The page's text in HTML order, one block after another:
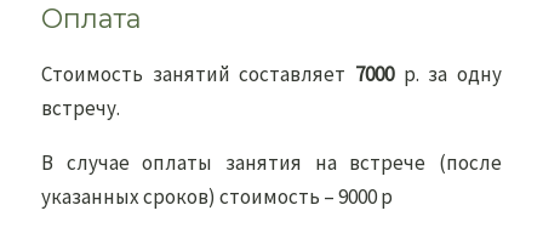
Оплата
Стоимость занятий составляет 7000р. за одну
встречу.
В случае оплаты занятия на встрече (после
указанных сроков) стоимость – 9000 р